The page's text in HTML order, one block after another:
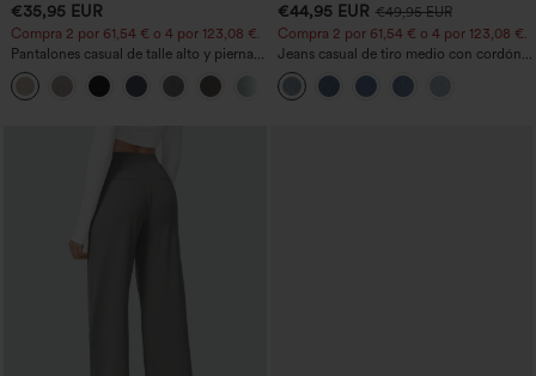
€35,95 EUR
Compra 2 por 61,54 € o 4 por 123,08 €.
Pantalones casual de talle alto y pierna
recta con tacto de lino y bolsillos
+5
€44,95 EUR €49,95 EUR
Compra 2 por 61,54 € o 4 por 123,08 €.
Jeans casual de tiro medio con cordón y
bolsillos